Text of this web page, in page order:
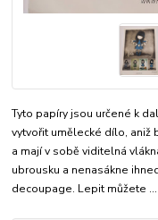
Tyto papíry jsou určené k
vytvořit umělecké dílo, aniž
a mají v sobě viditelná
ubrousku a nenasákne
decoupage. Lepit můžete ...